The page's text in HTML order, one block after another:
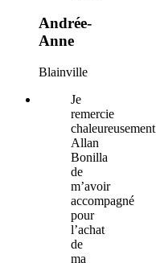
Andrée-
Anne
Blainville
Je
remercie
chaleureusement
Allan
Bonilla
de
m’avoir
accompagné
pour
l’achat
de
ma